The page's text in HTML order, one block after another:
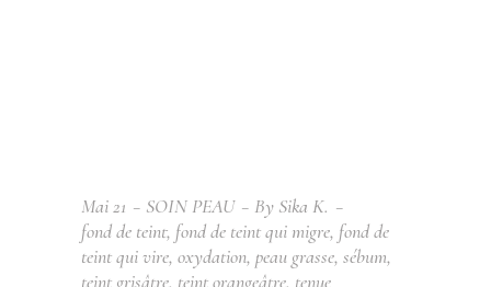
Mai21 SOIN PEAU By Sika K.
fond de teint, fond de teint qui migre, fond de
teint qui vire, oxydation, peau grasse, sébum,
teint grisâtre, teint orangeâtre, tenue